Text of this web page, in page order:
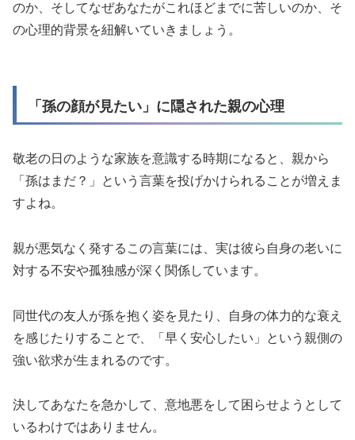
のか、そしてなぜあなたがこれほどまでに苦しいのか、そ
の心理的背景を紐解いていきましょう。
「孫の顔が見たい」に隠された親の心理
敬老の日のような家族を意識する時期になると、親から
「孫はまだ？」という言葉を投げかけられることが増えま
すよね。
親が悪気なく発するこの言葉には、実は彼ら自身の老いに
対する不安や孤独感が深く関係しています。
同世代の友人が孫を抱く姿を見たり、自身の体力的な衰え
を感じたりすることで、「早く安心したい」という親側の
強い欲求が生まれるのです。
決してあなたを急かして、意地悪をして困らせようとして
いるわけではありません。